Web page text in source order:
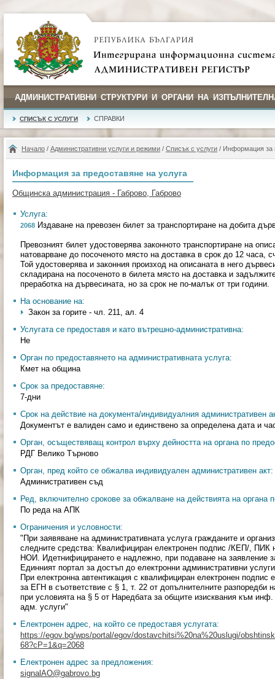
АДМИНИСТРАТИВНИ СТРУКТУРИ И ОРГАНИ НА
СПИСЪК С УСЛУГИ СПРАВКИ
Начало / Административни услуги и режими / Списък с услуги / Информация за
Информация за предоставяне на услуга
Общинска администрация - Габрово, Габрово
Услуга:
2068 Издаване на превозен билет за транспортиране на добита
Превозният билет удостоверява законното транспортиране на
натоварване до посоченото място на доставка в срок до 12 часа,
Той удостоверява и законния произход на описаната в него
складирана на посоченото в билета място на доставка и
преработка на дървесината, но за срок не по-малък от три години.
На основание на:
Закон за горите - чл. 211, ал. 4
Услугата се предоставя и като вътрешно-административна:
Не
Орган по предоставянето на административната услуга:
Кмет на община
Срок за предоставяне:
7-дни
Срок на действие на документа/индивидуалния административен
Документът е валиден само и единствено за определена дата и
Орган, осъществяващ контрол върху дейността на органа по
РДГ Велико Търново
Орган, пред който се обжалва индивидуален административен акт:
Административен съд
Ред, включително срокове за обжалване на действията на органа
По реда на АПК
Ограничения и условности:
"При заявяване на административната услуга гражданите и
следните средства: Квалифициран електронен подпис /КЕП/,
НОИ. Идетнифицирането е надлежно, при подаване на заявление
Единният портал за достъп до електронни административни
При електронна автентикация с квалифициран електронен
за ЕГН в съответствие с § 1, т. 22 от допълнителните разпоредби
при условията на § 5 от Наредбата за общите изисквания към инф.
адм. услуги"
Електронен адрес, на който се предоставя услугата:
https://egov.bg/wps/portal/egov/dostavchitsi%20na%20uslugi/
68?cP=1&q=2068
Електронен адрес за предложения:
signalAO@gabrovo.bg